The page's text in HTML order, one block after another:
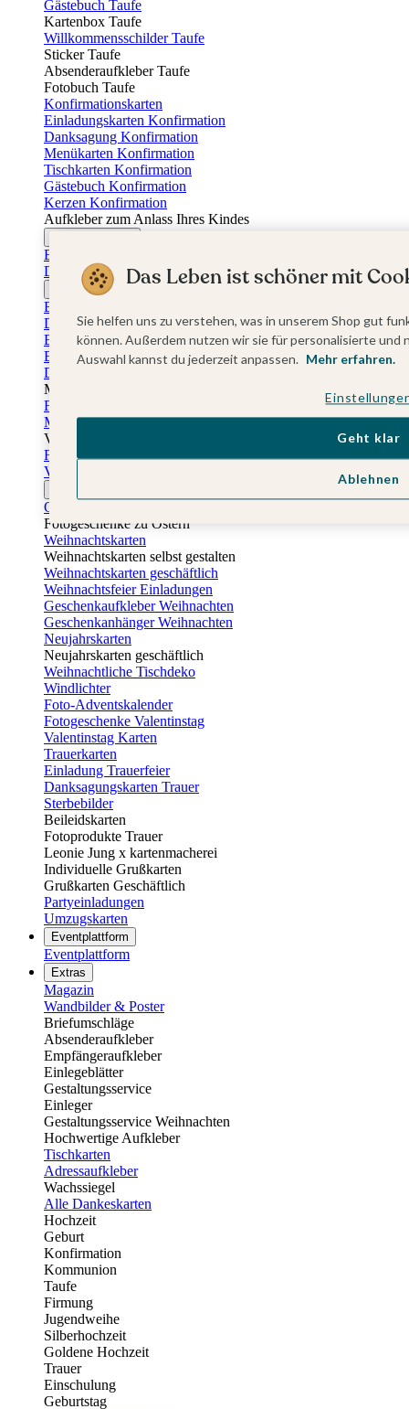
Gästebuch Taufe
Kartenbox Taufe
Willkommensschilder Taufe
Sticker Taufe
Absenderaufkleber Taufe
Fotobuch Taufe
Konfirmationskarten
Einladungskarten Konfirmation
Danksagung Konfirmation
Menükarten Konfirmation
Tischkarten Konfirmation
Gästebuch Konfirmation
Kerzen Konfirmation
Aufkleber zum Anlass Ihres Kindes
Einladungskarten Firmung
Dankeskarten Firmung
Jugendweihekarten
Einladungskarten Jugendweihe
Dankeskarten Jugendweihe
Einschulungskarten
Einladungskarten Einschulung
Danksagung Einschulung
Muttertag
Fotogeschenke Muttertag
Muttertagskarten
Vatertag
Fotogeschenke Vatertag
Vatertagskarten
Osterkarten
Fotogeschenke zu Ostern
Weihnachtskarten
Weihnachtskarten selbst gestalten
Weihnachtskarten geschäftlich
Weihnachtsfeier Einladungen
Geschenkaufkleber Weihnachten
Geschenkanhänger Weihnachten
Neujahrskarten
Neujahrskarten geschäftlich
Weihnachtliche Tischdeko
Windlichter
Foto-Adventskalender
Fotogeschenke Valentinstag
Valentinstag Karten
Trauerkarten
Einladung Trauerfeier
Danksagungskarten Trauer
Sterbebilder
Beileidskarten
Fotoprodukte Trauer
Leonie Jung x kartenmacherei
Individuelle Grußkarten
Grußkarten Geschäftlich
Partyeinladungen
Umzugskarten
Eventplattform
Eventplattform
Extras
Magazin
Wandbilder & Poster
Briefumschläge
Absenderaufkleber
Empfängeraufkleber
Einlegeblätter
Gestaltungsservice
Einleger
Gestaltungsservice Weihnachten
Hochwertige Aufkleber
Tischkarten
Adressaufkleber
Wachssiegel
Alle Dankeskarten
Hochzeit
Geburt
Konfirmation
Kommunion
Taufe
Firmung
Jugendweihe
Silberhochzeit
Goldene Hochzeit
Trauer
Einschulung
Geburtstag
Das Leben ist schöner mit
Sie helfen uns zu verstehen, was in unserem Shop gut
können. Außerdem nutzen wir sie für personalisierte
Auswahl kannst du jederzeit anpassen. Mehr erfahren.
Ablehnen
Geht klar